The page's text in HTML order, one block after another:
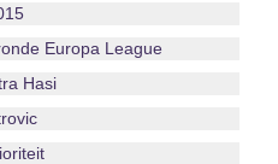
Europa League
Hasi